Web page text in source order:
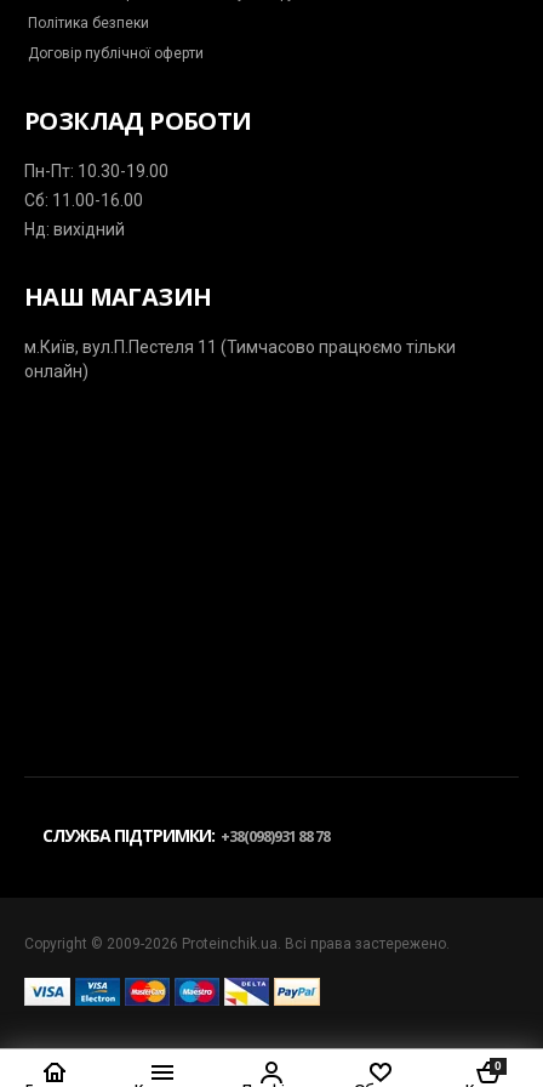
Політика безпеки
Договір публічної оферти
РОЗКЛАД РОБОТИ
Пн-Пт: 10.30-19.00
Сб: 11.00-16.00
Нд: вихідний
НАШ МАГАЗИН
м.Київ, вул.П.Пестеля 11 (Тимчасово працюємо тільки
онлайн)
СЛУЖБА ПІДТРИМКИ: +38(098)931 88 78
Copyright © 2009-2026 Proteinchik.ua. Всі права застережено.
0